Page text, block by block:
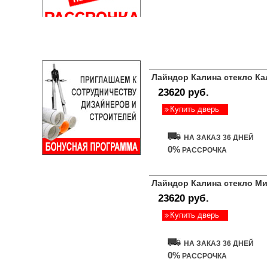
Лайндор Калина стекло
23620 руб.
Купить дверь
НА ЗАКАЗ 36 ДНЕЙ
0% РАССРОЧКА
Лайндор Калина стекло
23620 руб.
Купить дверь
НА ЗАКАЗ 36 ДНЕЙ
0% РАССРОЧКА